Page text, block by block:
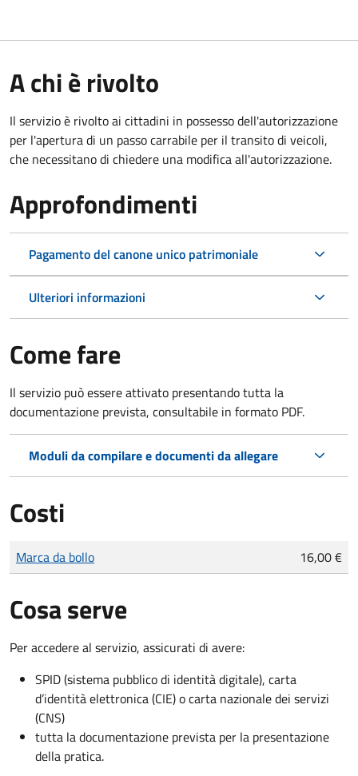
A chi è rivolto
Il servizio è rivolto ai cittadini in possesso dell'autorizzazione
per l'apertura di un passo carrabile per il transito di veicoli,
che necessitano di chiedere una modifica all'autorizzazione.
Approfondimenti
Pagamento del canone unico patrimoniale
Ulteriori informazioni
Come fare
Il servizio può essere attivato presentando tutta la
documentazione prevista, consultabile in formato PDF.
Moduli da compilare e documenti da allegare
Costi
Tipo di pagamento
Importo
Marca da bollo 16,00 €
Cosa serve
Per accedere al servizio, assicurati di avere:
SPID (sistema pubblico di identità digitale), carta
d’identità elettronica (CIE) o carta nazionale dei servizi
(CNS)
tutta la documentazione prevista per la presentazione
della pratica.